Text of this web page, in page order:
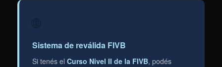
🌐
Sistema de reválida FIVB
Si tenés el Curso Nivel II de la FIVB, podés